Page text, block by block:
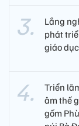
Lắng
phát
giáo dục
Triển
âm thế
gốm